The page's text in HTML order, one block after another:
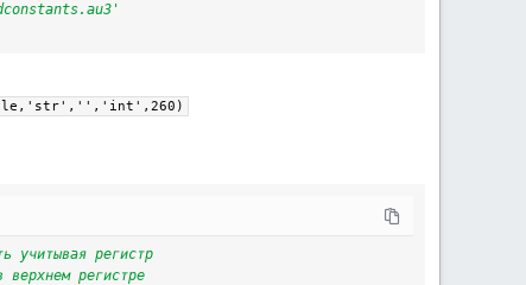
учитывая регистр
верхнем регистре